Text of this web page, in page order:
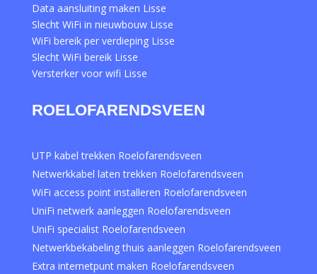
Data aansluiting maken Lisse
Slecht WiFi in nieuwbouw Lisse
WiFi bereik per verdieping Lisse
Slecht WiFi bereik Lisse
Versterker voor wifi Lisse
ROELOFARENDSVEEN
UTP kabel trekken Roelofarendsveen
Netwerkkabel laten trekken Roelofarendsveen
WiFi access point installeren Roelofarendsveen
UniFi netwerk aanleggen Roelofarendsveen
UniFi specialist Roelofarendsveen
Netwerkbekabeling thuis aanleggen Roelofarendsveen
Extra internetpunt maken Roelofarendsveen